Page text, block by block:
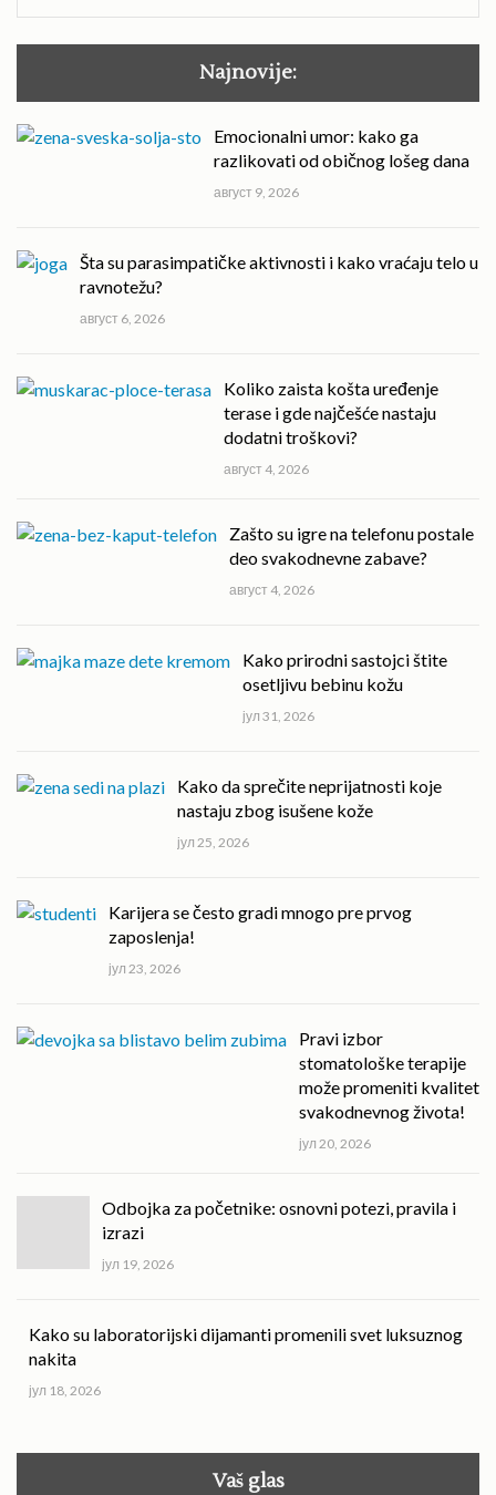
Najnovije:
Emocionalni umor: kako ga
razlikovati od običnog lošeg dana
август 9, 2026
Šta su parasimpatičke aktivnosti i kako vraćaju telo u
ravnotežu?
август 6, 2026
Koliko zaista košta uređenje
terase i gde najčešće nastaju
dodatni troškovi?
август 4, 2026
Zašto su igre na telefonu postale
deo svakodnevne zabave?
август 4, 2026
Kako prirodni sastojci štite
osetljivu bebinu kožu
јул 31, 2026
Kako da sprečite neprijatnosti koje
nastaju zbog isušene kože
јул 25, 2026
Karijera se često gradi mnogo pre prvog
zaposlenja!
јул 23, 2026
Pravi izbor
stomatološke terapije
može promeniti kvalitet
svakodnevnog života!
јул 20, 2026
Odbojka za početnike: osnovni potezi, pravila i
izrazi
јул 19, 2026
Kako su laboratorijski dijamanti promenili svet luksuznog
nakita
јул 18, 2026
Vaš glas